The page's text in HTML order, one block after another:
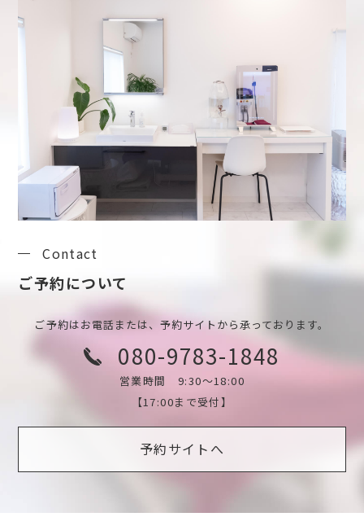
Contact
ご予約について
ご予約はお電話または、予約サイトから承っております。
080-9783-1848
営業時間 9:30～18:00
【17:00まで受付】
予約サイトへ